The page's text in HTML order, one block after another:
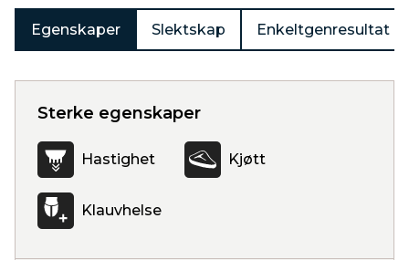
Egenskaper Slektskap Enkeltgenresultat
Sterke egenskaper
Hastighet Kjøtt
Klauvhelse